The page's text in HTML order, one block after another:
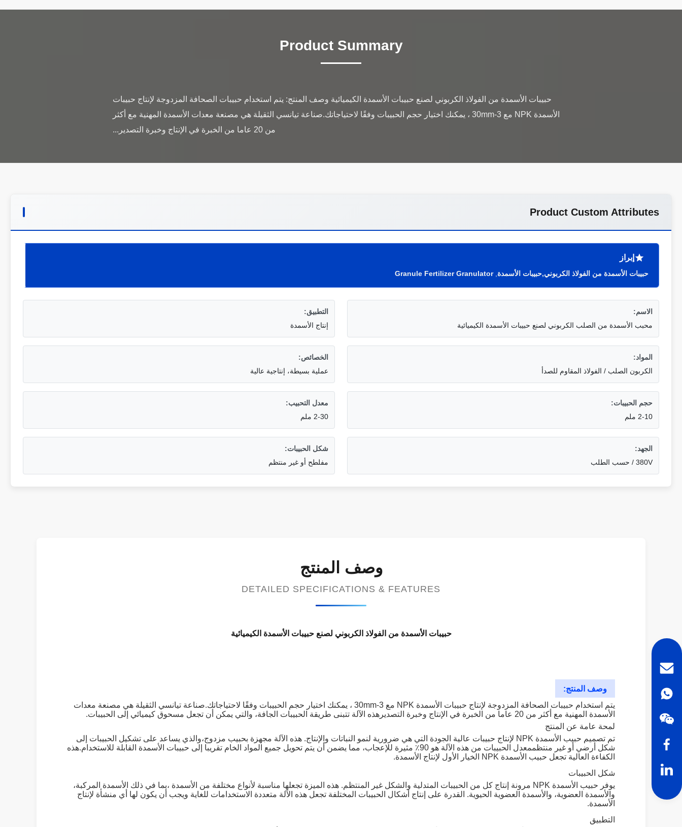
Product Summary
حبيبات الأسمدة من الفولاذ الكربوني لصنع حبيبات الأسمدة الكيميائية وصف المنتج: يتم استخدام حبيبات الصحافة المزدوجة لإنتاج حبيبات
الأسمدة NPK مع 3-30mm ، يمكنك اختيار حجم الحبيبات وفقًا لاحتياجاتك.صناعة تيانسي الثقيلة هي مصنعة معدات الأسمدة المهنية مع أكثر
من 20 عاما من الخبرة في الإنتاج وخبرة التصدير...
Product Custom Attributes
إبراز
حبيبات الأسمدة من الفولاذ الكربوني,حبيبات الأسمدة ,
Granule Fertilizer Granulator
الاسم:
محبب الأسمدة من الصلب الكربوني لصنع حبيبات الأسمدة الكيميائية
التطبيق:
إنتاج الأسمدة
المواد:
الكربون الصلب / الفولاذ المقاوم للصدأ
الخصائص:
عملية بسيطة، إنتاجية عالية
حجم الحبيبات:
2-10 ملم
معدل التحبيب:
2-30 ملم
الجهد:
380V / حسب الطلب
شكل الحبيبات:
مفلطح أو غير منتظم
وصف المنتج
DETAILED SPECIFICATIONS & FEATURES
حبيبات الأسمدة من الفولاذ الكربوني لصنع حبيبات الأسمدة الكيميائية
وصف المنتج:
يتم استخدام حبيبات الصحافة المزدوجة لإنتاج حبيبات الأسمدة NPK مع 3-30mm ، يمكنك اختيار حجم الحبيبات وفقًا لاحتياجاتك.صناعة تيانسي الثقيلة هي مصنعة معدات
الأسمدة المهنية مع أكثر من 20 عاما من الخبرة في الإنتاج وخبرة التصديرهذه الآلة تتبنى طريقة الحبيبات الجافة، والتي يمكن أن تجعل مسحوق كيميائي إلى الحبيبات.
لمحة عامة عن المنتج
تم تصميم حبيب الأسمدة NPK لإنتاج حبيبات عالية الجودة التي هي ضرورية لنمو النباتات والإنتاج. هذه الآلة مجهزة بحبيب مزدوج،والذي يساعد على تشكيل الحبيبات إلى
شكل أرضي أو غير منتظممعدل الحبيبات من هذه الآلة هو 90٪ مثيرة للإعجاب، مما يضمن أن يتم تحويل جميع المواد الخام تقريبا إلى حبيبات الأسمدة القابلة للاستخدام.هذه
الكفاءة العالية تجعل حبيب الأسمدة NPK الخيار الأول لإنتاج الأسمدة.
شكل الحبيبات
يوفر حبيب الأسمدة NPK مرونة إنتاج كل من الحبيبات المتدلية والشكل غير المنتظم. هذه الميزة تجعلها مناسبة لأنواع مختلفة من الأسمدة ،بما في ذلك الأسمدة المركبة،
والأسمدة العضوية، والأسمدة العضوية الحيوية. القدرة على إنتاج أشكال الحبيبات المختلفة تجعل هذه الآلة متعددة الاستخدامات للغاية ويجب أن يكون لها أي منشأة لإنتاج
الأسمدة.
التطبيق